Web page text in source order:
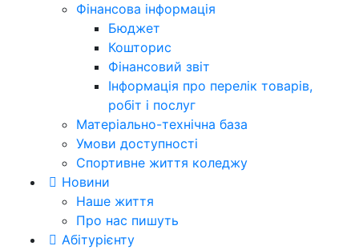
Фінансова інформація
Бюджет
Кошторис
Фінансовий звіт
Інформація про перелік товарів,
робіт і послуг
Матеріально-технічна база
Умови доступності
Спортивне життя коледжу
Новини
Наше життя
Про нас пишуть
Абітурієнту